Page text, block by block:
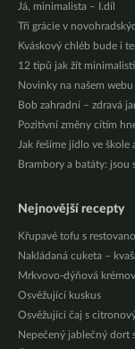
Já, minimalista – I.díl
Tři grácie v
Kváskový chléb bude i
12 tipů jak žít
Novinky na našem webu
Bob zahradní – zdravá
Pozitivní změny cítím
Jak řešíme jídlo ve škole
Brambory a batáty: jsou
Nejnovější recepty
Křupavé tofu s
Nakládaná cuketa –
Mrkvovo-dýňová
Osvěžující kuskus
Osvěžující čaj s
Nepečený jablečný dort